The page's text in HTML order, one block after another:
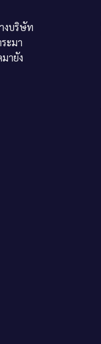
งบริษัท
ะมา
ายัง